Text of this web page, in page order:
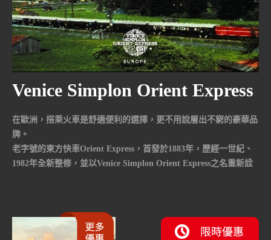
Venice Simplon Orient Express
在歐洲，搭乘火車是舒適便利的選擇，更不用說層出不窮的豪華品
牌。
老字號的東方快車Orient Express，首發於1883年，歷經一世紀、
1982年全新整修，並以Venice Simplon Orient Express之名重新詮